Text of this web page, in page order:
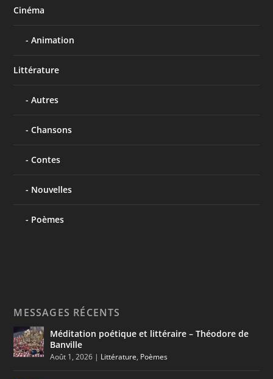
Cinéma
Animation
Littérature
Autres
Chansons
Contes
Nouvelles
Poèmes
MESSAGES RÉCENTS
Méditation poétique et littéraire – Théodore de
Banville
Août 1, 2026 | Littérature, Poèmes